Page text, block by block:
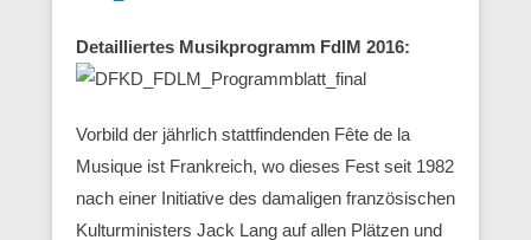
Detailliertes Musikprogramm FdlM 2016:
Vorbild der jährlich stattfindenden Fête de la
Musique ist Frankreich, wo dieses Fest seit 1982
nach einer Initiative des damaligen französischen
Kulturministers Jack Lang auf allen Plätzen und